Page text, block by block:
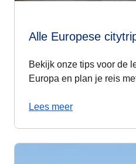
Alle Europese
Bekijk onze tips voor de
Europa en plan je reis
Lees meer